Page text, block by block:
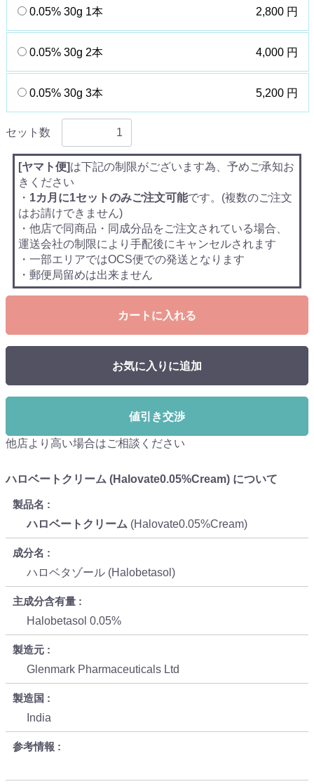
0.05% 30g 1本 2,800 円
0.05% 30g 2本 4,000 円
0.05% 30g 3本 5,200 円
セット数
[ヤマト便]は下記の制限がございます為、予めご承知お
きください
・ 1カ月に1セットのみご注文可能です。(複数のご注文
はお請けできません)
・他店で同商品・同成分品をご注文されている場合、
運送会社の制限により手配後にキャンセルされます
・一部エリアではOCS便での発送となります
・郵便局留めは出来ません
カートに入れる
お気に入りに追加
値引き交渉
他店より高い場合はご相談ください
ハロベートクリーム (Halovate0.05%Cream) について
製品名
ハロベートクリーム (Halovate0.05%Cream)
成分名
ハロベタゾール (Halobetasol)
主成分含有量
Halobetasol 0.05%
製造元
Glenmark Pharmaceuticals Ltd
製造国
India
参考情報